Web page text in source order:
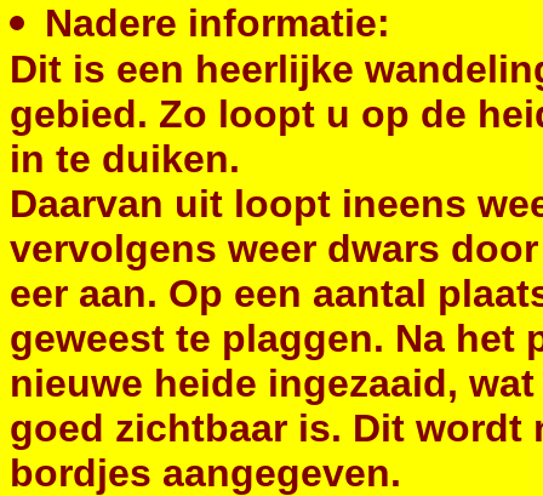
Nadere informatie:
Dit is een heerlijke
gebied. Zo loopt u op de
in te duiken.
Daarvan uit loopt ineens
vervolgens weer dwars
eer aan. Op een aantal
geweest te plaggen. Na
nieuwe heide ingezaaid,
goed zichtbaar is. Dit wordt
bordjes aangegeven.